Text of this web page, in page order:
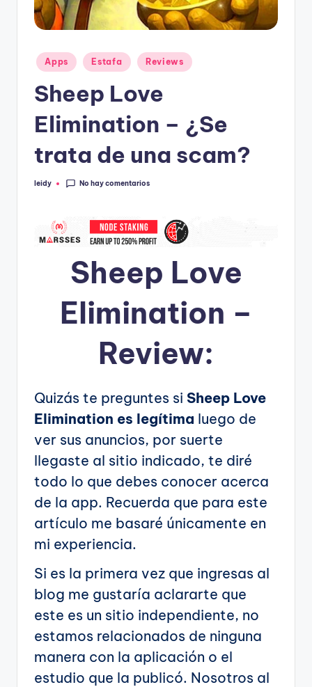
Publicado
en
Apps Estafa Reviews
Sheep Love
Elimination – ¿Se
trata de una scam?
Publicado
leidy No hay comentarios
Sheep Love
Elimination –
Review:
Quizás te preguntes si Sheep Love
Elimination es legítima luego de
ver sus anuncios, por suerte
llegaste al sitio indicado, te diré
todo lo que debes conocer acerca
de la app. Recuerda que para este
artículo me basaré únicamente en
mi experiencia.
Si es la primera vez que ingresas al
blog me gustaría aclararte que
este es un sitio independiente, no
estamos relacionados de ninguna
manera con la aplicación o el
estudio que la publicó. Nosotros al